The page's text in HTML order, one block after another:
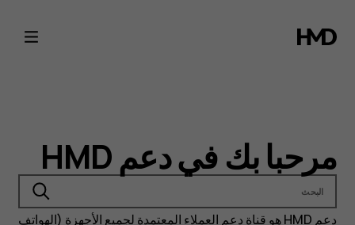
Nokia
and
phones
support
مرحبا بك في دعم HMD
البحث
دعم HMD هو قناة دعم العملاء المعتمدة لجميع الأجهزة (الهواتف